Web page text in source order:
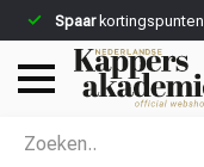
Spaar
Welke categorie